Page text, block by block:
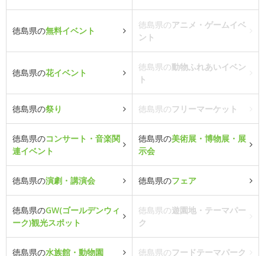
徳島県の無料イベント
徳島県のアニメ・ゲームイベ
ント
徳島県の花イベント
徳島県の動物ふれあいイベン
ト
徳島県の祭り 徳島県のフリーマーケット
徳島県のコンサート・音楽関
連イベント
徳島県の美術展・博物展・展
示会
徳島県の演劇・講演会 徳島県のフェア
徳島県のGW(ゴールデンウィ
ーク)観光スポット
徳島県の遊園地・テーマパー
ク
徳島県の水族館・動物園 徳島県のフードテーマパーク